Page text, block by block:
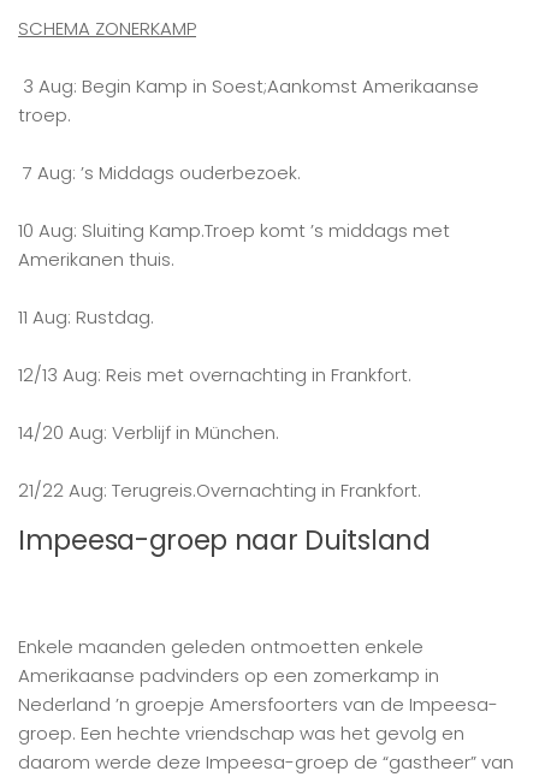
SCHEMA ZONERKAMP
3 Aug: Begin Kamp in Soest;Aankomst Amerikaanse
troep.
7 Aug: ’s Middags ouderbezoek.
10 Aug: Sluiting Kamp.Troep komt ’s middags met
Amerikanen thuis.
11 Aug: Rustdag.
12/13 Aug: Reis met overnachting in Frankfort.
14/20 Aug: Verblijf in München.
21/22 Aug: Terugreis.Overnachting in Frankfort.
Impeesa-groep naar Duitsland
Enkele maanden geleden ontmoetten enkele
Amerikaanse padvinders op een zomerkamp in
Nederland ’n groepje Amersfoorters van de Impeesa-
groep. Een hechte vriendschap was het gevolg en
daarom werde deze Impeesa-groep de “gastheer” van